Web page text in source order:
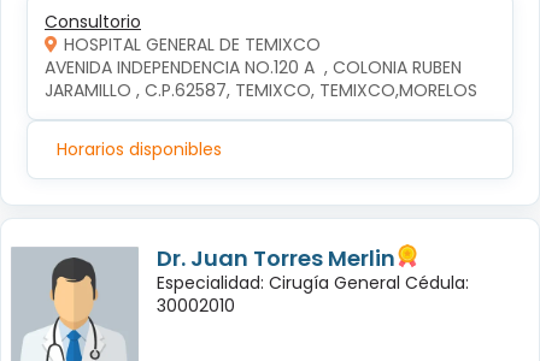
Consultorio
HOSPITAL GENERAL DE TEMIXCO
AVENIDA INDEPENDENCIA NO.120 A  , COLONIA RUBEN
JARAMILLO , C.P.62587, TEMIXCO, TEMIXCO,MORELOS
Horarios disponibles
Dr. Juan Torres Merlin
Especialidad: Cirugía General Cédula:
30002010